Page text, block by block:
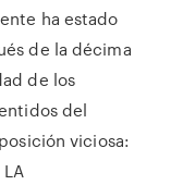
ha estado
de la décima
de los
del
viciosa: